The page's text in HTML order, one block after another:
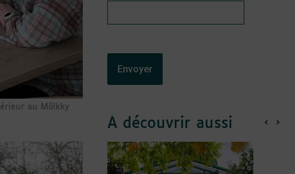
au Mölkky
À découvrir aussi